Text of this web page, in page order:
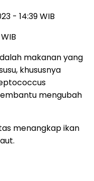
- 14:39 WIB
makanan yang
khususnya
mengubah